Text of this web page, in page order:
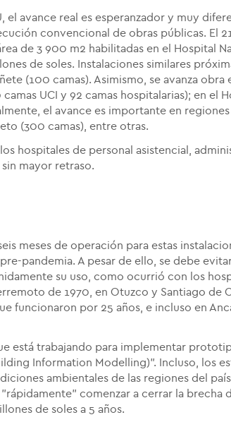
el avance real es esperanzador y muy
convencional de obras públicas. El
de 3 900 m2 habilitadas en el Hospital
de soles.
Instalaciones similares
(100 camas). Asimismo, se avanza obra
UCI y 92 camas hospitalarias); en el
el avance es importante en
(300 camas), entre otras.
hospitales de personal asistencial,
mayor retraso.
meses de operación para estas
pandemia. A pesar de ello, se debe
su uso, como ocurrió con los
de 1970, en Otuzco y Santiago de
funcionaron por 25 años, e incluso en
está trabajando para implementar
Information Modelling)". Incluso, los
ambientales de las regiones del
comenzar a cerrar la brecha
de soles a 5 años.